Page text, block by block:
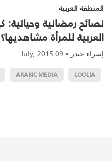
المنطقة العربية
نصائح رمضانية
العربية للمرأة مشاهديها؟
إسراء حيدر •
09 July, 2015
LOOLIA
ARABIC MEDIA